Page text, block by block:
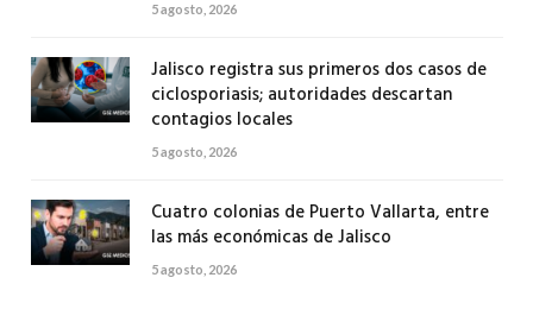
5 agosto, 2026
Jalisco registra sus primeros dos casos de
ciclosporiasis; autoridades descartan
contagios locales
5 agosto, 2026
Cuatro colonias de Puerto Vallarta, entre
las más económicas de Jalisco
5 agosto, 2026